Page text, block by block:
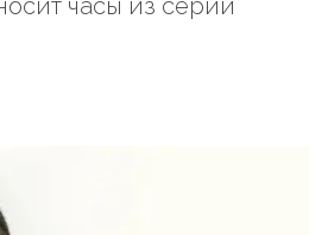
часы из серии